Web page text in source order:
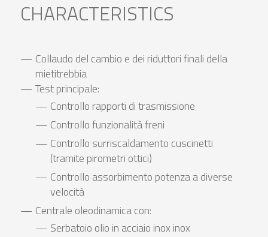
CHARACTERISTICS
Collaudo del cambio e dei riduttori finali della
mietitrebbia
Test principale:
Controllo rapporti di trasmissione
Controllo funzionalità freni
Controllo surriscaldamento cuscinetti
(tramite pirometri ottici)
Controllo assorbimento potenza a diverse
velocità
Centrale oleodinamica con:
Serbatoio olio in acciaio inox inox